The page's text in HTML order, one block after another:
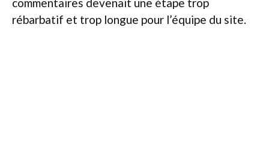
rébarbatif et trop longue pour l’équipe du site.